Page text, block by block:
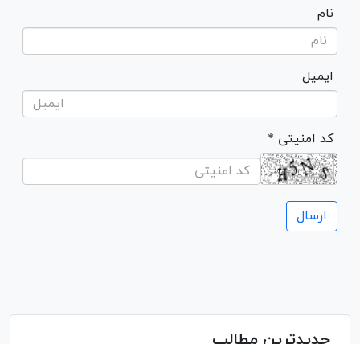
نام
ایمیل
* کد امنیتی